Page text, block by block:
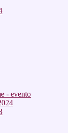
- evento